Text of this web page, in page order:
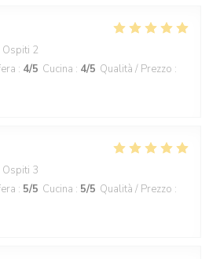
2
: 4/5 Cucina : 4/5 Qualità / Prezzo :
3
: 5/5 Cucina : 5/5 Qualità / Prezzo :